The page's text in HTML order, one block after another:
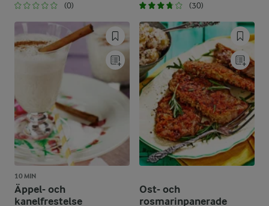
(0) (30)
10 MIN
Äppel- och
kanelfrestelse
Ost- och
rosmarinpanerade